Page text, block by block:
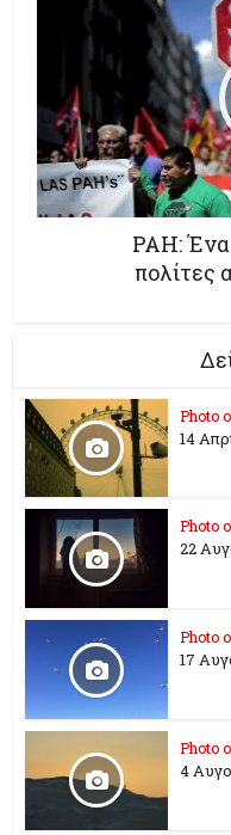
PAH:
πολίτες
Photo
14
Photo
22
Photo
17
Photo
4